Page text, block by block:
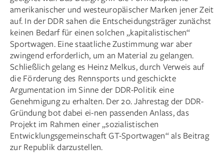
amerikanischer und westeuropäischer Marken jener Zeit
auf. In der DDR sahen die Entscheidungsträger zunächst
keinen Bedarf für einen solchen „kapitalistischen“
Sportwagen. Eine staatliche Zustimmung war aber
zwingend erforderlich, um an Material zu gelangen.
Schließlich gelang es Heinz Melkus, durch Verweis auf
die Förderung des Rennsports und geschickte
Argumentation im Sinne der DDR-Politik eine
Genehmigung zu erhalten. Der 20. Jahrestag der DDR-
Gründung bot dabei ei-nen passenden Anlass, das
Projekt im Rahmen einer „sozialistischen
Entwicklungsgemeinschaft GT-Sportwagen“ als Beitrag
zur Republik darzustellen.